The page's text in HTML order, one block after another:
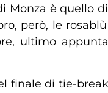
Monza è quello
però, le
ultimo
finale di tie-